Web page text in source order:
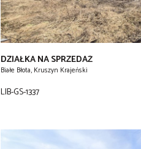
DZIAŁKA NA SPRZEDAŻ
Białe Błota, Kruszyn Krajeński
LIB-GS-1337